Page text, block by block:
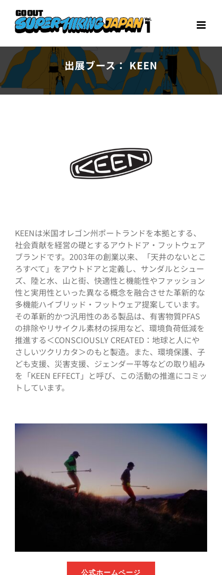
content
出展ブース： KEEN
KEENは米国オレゴン州ポートランドを本拠とする、
社会貢献を経営の礎とするアウトドア・フットウェア
ブランドです。2003年の創業以来、「天井のないとこ
ろすべて」をアウトドアと定義し、サンダルとシュー
ズ、陸と水、山と街、快適性と機能性やファッション
性と実用性といった異なる概念を融合させた革新的な
多機能ハイブリッド・フットウェア提案しています。
その革新的かつ汎用性のある製品は、有害物質PFAS
の排除やリサイクル素材の採用など、環境負荷低減を
推進する＜CONSCIOUSLY CREATED：地球と人にや
さしいツクリカタ＞のもと製造。また、環境保護、子
ども支援、災害支援、ジェンダー平等などの取り組み
を「KEEN EFFECT」と呼び、この活動の推進にコミッ
トしています。
公式ホームページ